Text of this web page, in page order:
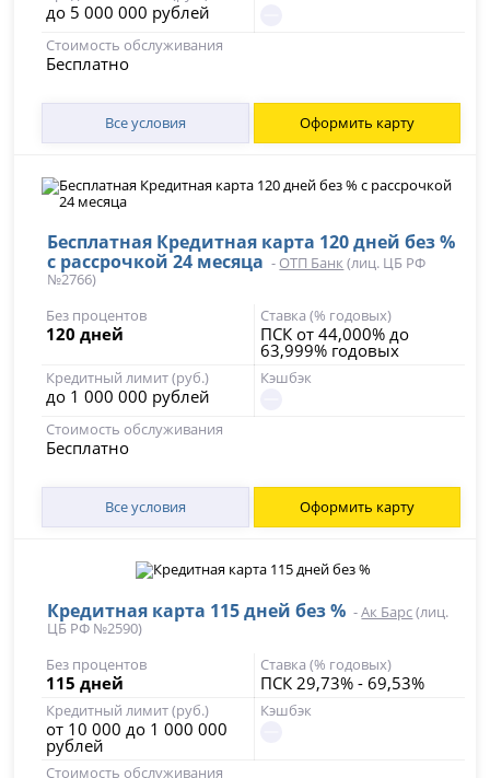
до 5 000 000 рублей
Стоимость обслуживания
Бесплатно
Все условия Оформить карту
Бесплатная Кредитная карта 120 дней без %
с рассрочкой 24 месяца - ОТП Банк (лиц. ЦБ РФ
№2766)
Без процентов
120 дней
Ставка (% годовых)
ПСК от 44,000% до
63,999% годовых
Кредитный лимит (руб.)
до 1 000 000 рублей
Кэшбэк
Стоимость обслуживания
Бесплатно
Все условия Оформить карту
Кредитная карта 115 дней без % -Ак Барс(лиц.
ЦБ РФ №2590)
Без процентов
115 дней
Ставка (% годовых)
ПСК 29,73% - 69,53%
Кредитный лимит (руб.)
от 10 000 до 1 000 000
рублей
Кэшбэк
Стоимость обслуживания